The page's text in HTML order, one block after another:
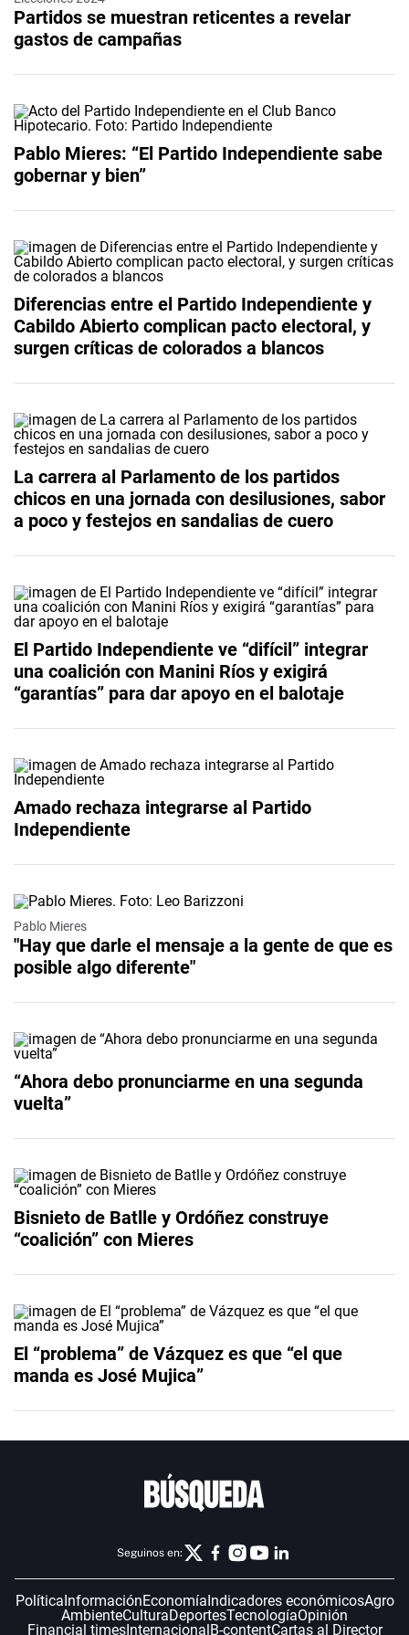
Partidos se muestran reticentes a revelar
gastos de campañas
Pablo Mieres: “El Partido Independiente sabe
gobernar y bien”
Diferencias entre el Partido Independiente y
Cabildo Abierto complican pacto electoral, y
surgen críticas de colorados a blancos
La carrera al Parlamento de los partidos
chicos en una jornada con desilusiones, sabor
a poco y festejos en sandalias de cuero
El Partido Independiente ve “difícil” integrar
una coalición con Manini Ríos y exigirá
“garantías” para dar apoyo en el balotaje
Amado rechaza integrarse al Partido
Independiente
Pablo Mieres
"Hay que darle el mensaje a la gente de que es
posible algo diferente"
“Ahora debo pronunciarme en una segunda
vuelta”
Bisnieto de Batlle y Ordóñez construye
“coalición” con Mieres
El “problema” de Vázquez es que “el que
manda es José Mujica”
Seguinos en:
PolíticaInformaciónEconomíaIndicadores económicosAgro
AmbienteCulturaDeportesTecnologíaOpinión
Financial timesInternacionalB-contentCartas al Director